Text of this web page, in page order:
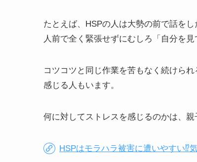
たとえば、HSPの人は大勢の前で話を
人前で全く緊張せずにむしろ「自分を
コツコツと同じ作業を苦もなく続けら
感じる人もいます。
何に対してストレスを感じるのかは、親
HSPはモラハラ被害に遭いやすい⁉